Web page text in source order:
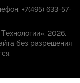
+7(495) 633-57-
2026.
без разрешения